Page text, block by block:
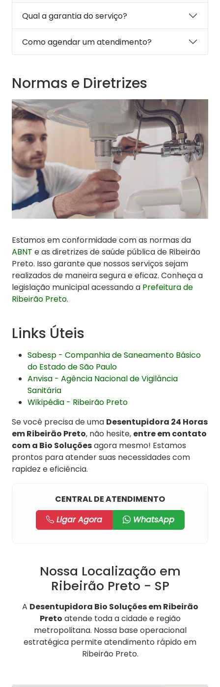
Qual a garantia do serviço?
Como agendar um atendimento?
Normas e Diretrizes
Estamos em conformidade com as normas da
ABNT e as diretrizes de saúde pública de Ribeirão
Preto. Isso garante que nossos serviços sejam
realizados de maneira segura e eficaz. Conheça a
legislação municipal acessando a Prefeitura de
Ribeirão Preto.
Links Úteis
Sabesp - Companhia de Saneamento Básico
do Estado de São Paulo
Anvisa - Agência Nacional de Vigilância
Sanitária
Wikipédia - Ribeirão Preto
Se você precisa de uma Desentupidora 24 Horas
em Ribeirão Preto, não hesite, entre em contato
com a Bio Soluçõesagora mesmo! Estamos
prontos para atender suas necessidades com
rapidez e eficiência.
CENTRAL DE ATENDIMENTO
Ligar Agora
WhatsApp
Nossa Localização em
Ribeirão Preto - SP
A Desentupidora Bio Soluções em Ribeirão
Preto atende toda a cidade e região
metropolitana. Nossa base operacional
estratégica permite atendimento rápido em
Ribeirão Preto.